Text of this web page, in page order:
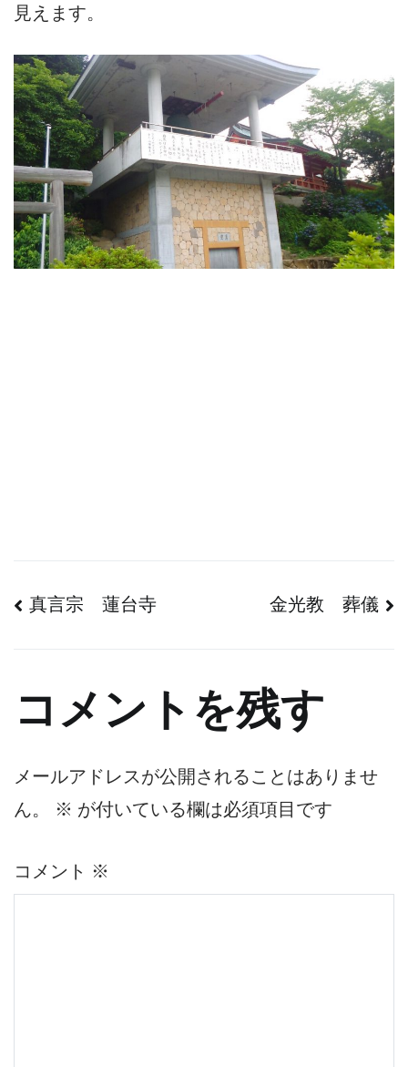
見えます。
投
ナ
ゲ
ー
シ
真言宗 蓮台寺 金光教 葬儀
コメントを残す
メールアドレスが公開されることはありませ
ん。
※ が付いている欄は必須項目です
コメント ※